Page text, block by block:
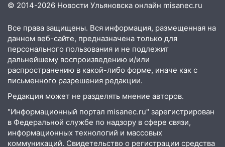
04:47 В Ульяновской области объявили
07.08.2026
20:40 Ульяновские аграрии смогут
купить тракторы с отсрочкой платежа
до декабря
В следственном управлении
состоялось торжественное
мероприятие, приуроченное к
празднованию Дня сотрудника органов
следствия Российской Федерации
© 2014-2026 Новости Ульяновска онлайн misanec.ru
Все права защищены. Вся информация, размещенная на
данном веб-сайте, предназначена только для
персонального пользования и не подлежит
дальнейшему воспроизведению и/или
распространению в какой-либо форме, иначе как с
письменного разрешения редакции.
Редакция может не разделять мнение авторов.
"Информационный портал misanec.ru" зарегистрирован
в Федеральной службе по надзору в сфере связи,
информационных технологий и массовых
коммуникаций. Свидетельство о регистрации средства